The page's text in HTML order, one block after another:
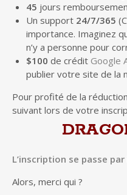
45 jours
Un support 24/7/365
importance. Imaginez
n’y a personne pour
$100 de crédit Google
publier votre site de la
Pour profité de la
suivant lors de votre
L’inscription se passe par
Alors, merci qui ?